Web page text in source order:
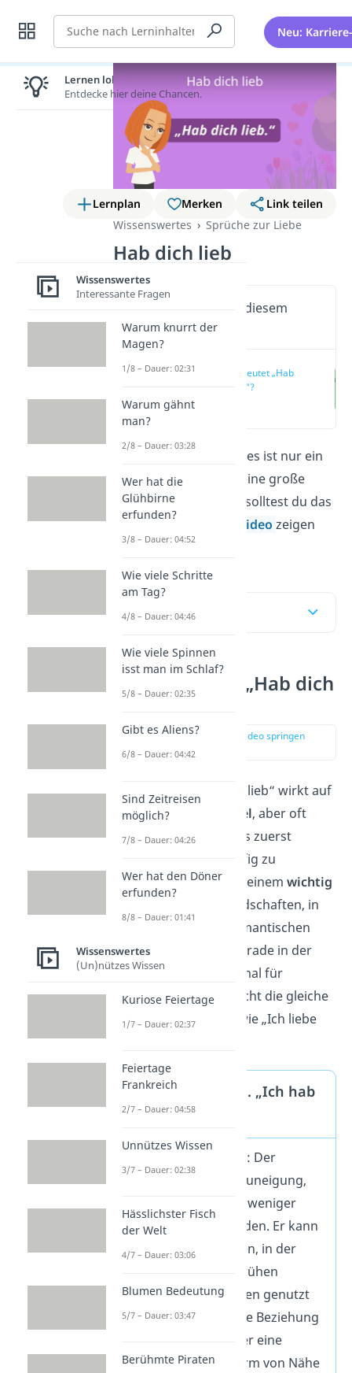
Suche Neu:
Lernplan Merken
Link teilen
Wissenswertes
Sprüche zur Liebe
Hab dich lieb
Wichtige Inhalte in diesem
Video
Was bedeutet „Hab
dich lieb“?
„Ich hab dich lieb!“
— es ist nur ein
kurzer Satz, hat aber eine große
Bedeutung! Doch wie solltest du das
deuten? Hier
Videozeigen
wir’s dir!
Inhaltsübersicht
Was bedeutet „Hab dich
lieb“?
zur Stelle im Video springen
(00:14)
Der Satz „Ich hab dich lieb“ wirkt auf
den ersten Blick
simpel, aber oft
drückt er mehr aus, als zuerst
vermutet. Er wird häufig zu
Menschen gesagt, die einemwichtig
sind — sei es in Freundschaften, in
der Familie oder in romantischen
Beziehungen. Doch gerade in der
Liebe sorgt er manchmal für
Unsicherheit, da er nicht die gleiche
Intensität vermittelt, wie „Ich liebe
„Ich liebe dich“ vs. „Ich hab
dich lieb“
: Der
Ausdruck zeigt Zuneigung,
wird aber oft als weniger
intensiv empfunden. Er kann
in Freundschaften, in der
Familie oder in frühen
Beziehungsphasen genutzt
werden, wenn die Beziehung
noch wächst oder eine
vorsichtigere Form von Nähe
Lernen lohnt sich!
Entdecke hier deine Chancen.
Wissenswertes
Interessante Fragen
Warum knurrt der
Magen?
1/8 – Dauer: 02:31
Warum gähnt
man?
2/8 – Dauer: 03:28
Wer hat die
Glühbirne
erfunden?
3/8 – Dauer: 04:52
Wie viele Schritte
am Tag?
4/8 – Dauer: 04:46
Wie viele Spinnen
isst man im Schlaf?
5/8 – Dauer: 02:35
Gibt es Aliens?
6/8 – Dauer: 04:42
Sind Zeitreisen
möglich?
7/8 – Dauer: 04:26
Wer hat den Döner
erfunden?
8/8 – Dauer: 01:41
Wissenswertes
(Un)nützes Wissen
Kuriose Feiertage
1/7 – Dauer: 02:37
Feiertage
Frankreich
2/7 – Dauer: 04:58
Unnützes Wissen
3/7 – Dauer: 02:38
Hässlichster Fisch
der Welt
4/7 – Dauer: 03:06
Blumen Bedeutung
5/7 – Dauer: 03:47
Berühmte Piraten